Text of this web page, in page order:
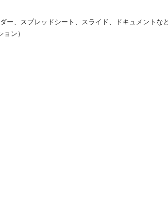
ー、スプレッドシート、スライド、ドキュメントなど
ン）